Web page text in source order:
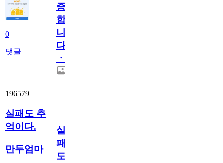
0
댓글
증
합
니
다
ㆍ
196579
실패도 추
억이다.
만두엄마
실
패
도